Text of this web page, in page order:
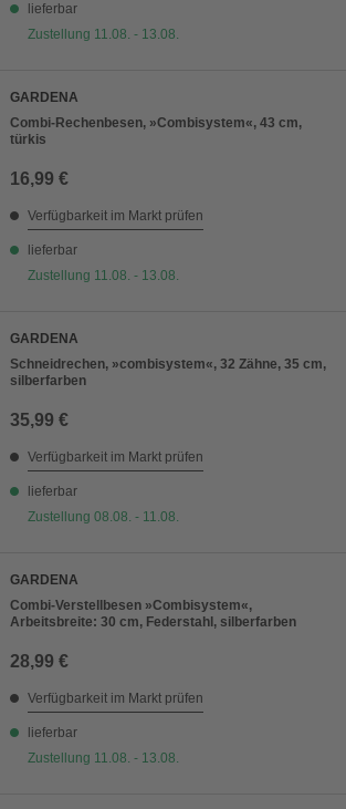
lieferbar
Zustellung 11.08. - 13.08.
GARDENA
Combi-Rechenbesen, »Combisystem«, 43 cm,
türkis
16,99 €
Verfügbarkeit im Markt prüfen
lieferbar
Zustellung 11.08. - 13.08.
GARDENA
Schneidrechen, »combisystem«, 32 Zähne, 35 cm,
silberfarben
35,99 €
Verfügbarkeit im Markt prüfen
lieferbar
Zustellung 08.08. - 11.08.
GARDENA
Combi-Verstellbesen »Combisystem«,
Arbeitsbreite: 30 cm, Federstahl, silberfarben
28,99 €
Verfügbarkeit im Markt prüfen
lieferbar
Zustellung 11.08. - 13.08.